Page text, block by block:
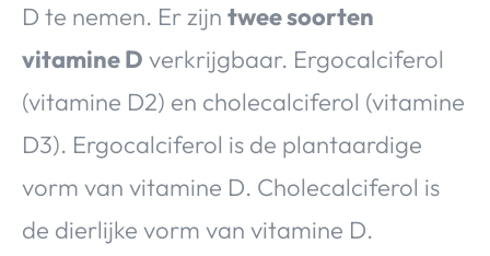
D te nemen. Er zijn twee soorten
vitamine D verkrijgbaar. Ergocalciferol
(vitamine D2) en cholecalciferol (vitamine
D3). Ergocalciferol is de plantaardige
vorm van vitamine D. Cholecalciferol is
de dierlijke vorm van vitamine D.